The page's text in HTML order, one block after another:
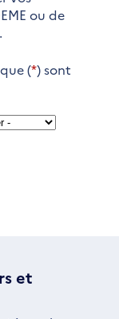
ou de
(*) sont
et